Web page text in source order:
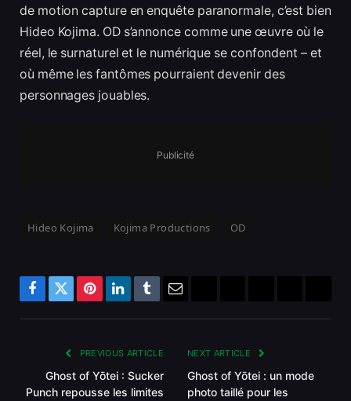
de motion capture en enquête paranormale, c’est bien
Hideo Kojima. OD s’annonce comme une œuvre où le
réel, le surnaturel et le numérique se confondent – et
où même les fantômes pourraient devenir des
personnages jouables.
Publicité
Hideo Kojima Kojima Productions OD
Facebook
TwitterPinterestLinkedInTumblr
PREVIOUS ARTICLE
Ghost of Yōtei : Sucker
Punch repousse les limites
NEXT ARTICLE
Ghost of Yōtei : un mode
photo taillé pour les